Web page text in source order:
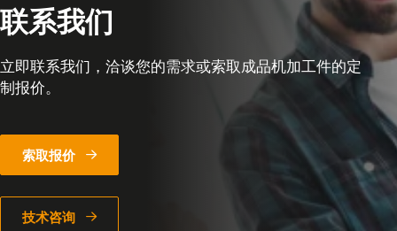
联系我们
立即联系我们，洽谈您的需求或索取成品机加工件的定
制报价。
索取报价
技术咨询